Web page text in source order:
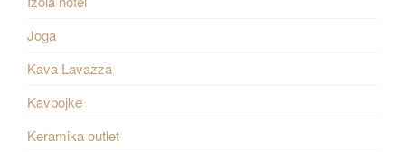
Joga
Kava Lavazza
Kavbojke
Keramika outlet